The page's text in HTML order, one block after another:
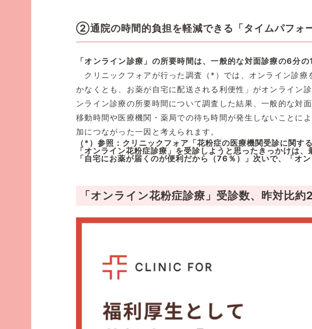
②通院の時間的負担を軽減できる「タイムパフォ
「オンライン診療」の所要時間は、一般的な対面診療の6分の1
クリニックフォアが行った調査（*）では、オンライン診
かなくとも、お薬が自宅に配送される利便性」がオンライン
ンライン診療の所要時間について調査した結果、一般的な対
移動時間や医療機関・薬局での待ち時間が発生しないことに
加につながった一因と考えられます。
（*）参照： クリニックフォア「花粉症の医療機関受診に関する
「オンライン花粉症診療」を受診しようと思ったきっかけは
「自宅にお薬が届くのが便利だから（76％）」次いで、「オ
「オンライン花粉症診療」受診数、昨対比約